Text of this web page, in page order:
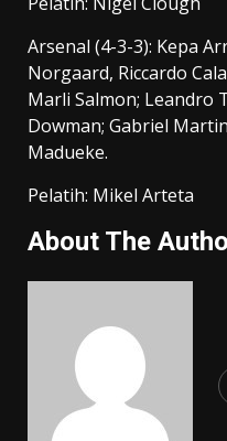
Arsenal (4-3-3): Kepa
Norgaard, Riccardo
Marli Salmon; Leandro
Dowman; Gabriel
Madueke.
Pelatih: Mikel Arteta
About The